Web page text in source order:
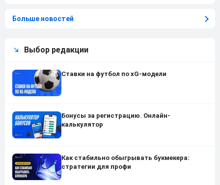
Больше новостей
Выбор редакции
Ставки на футбол по xG-модели
Бонусы за регистрацию. Онлайн-
калькулятор
Как стабильно обыгрывать букмекера:
стратегии для профи